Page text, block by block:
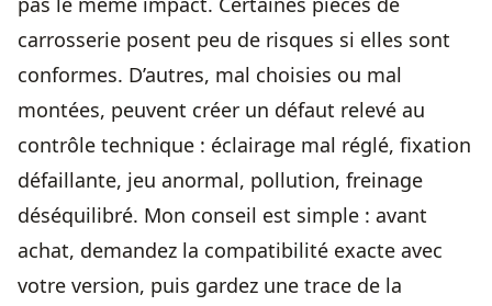
carrosserie posent peu de risques si elles sont
conformes. D’autres, mal choisies ou mal
montées, peuvent créer un défaut relevé au
contrôle technique : éclairage mal réglé, fixation
défaillante, jeu anormal, pollution, freinage
déséquilibré. Mon conseil est simple : avant
achat, demandez la compatibilité exacte avec
votre version, puis gardez une trace de la